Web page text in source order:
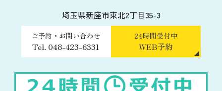
埼玉県新座市東北2丁目35-3
ご予約・お問い合わせ
Tel. 048-423-6331
24時間受付中
WEB予約